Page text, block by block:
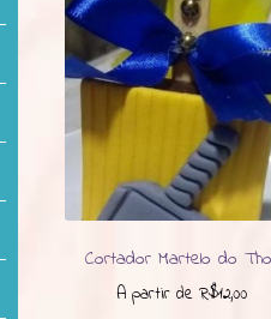
Cortador Martelo do
A partir de R$12,00